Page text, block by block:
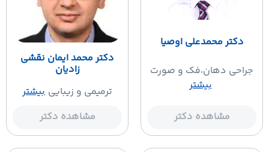
دکتر محمدعلی اوصیا
جراحی دهان،فک و صورت
بیشتر
مشاهده دکتر
دکتر محمد ایمان نقشی
زادیان
ترمیمی و زیبایی بیشتر
مشاهده دکتر